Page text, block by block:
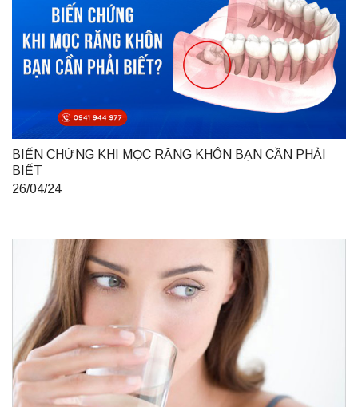
BIẾN CHỨNG KHI MỌC RĂNG KHÔN BẠN CẦN PHẢI
BIẾT
26/04/24